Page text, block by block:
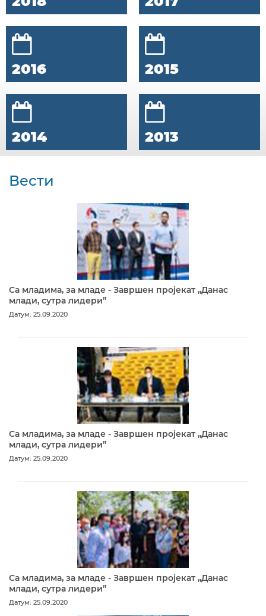
2016 2015
2014 2013
Вести
Са младима, за младе - Завршен пројекат „Данас
млади, сутра лидери”
Датум: 25.09.2020
Са младима, за младе - Завршен пројекат „Данас
млади, сутра лидери”
Датум: 25.09.2020
Са младима, за младе - Завршен пројекат „Данас
млади, сутра лидери”
Датум: 25.09.2020